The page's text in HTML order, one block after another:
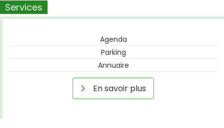
Services
Agenda
Parking
Annuaire
En savoir plus